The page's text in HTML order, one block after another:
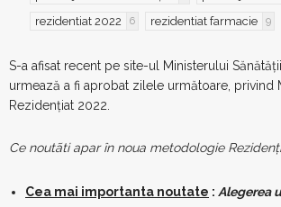
rezidentiat 2022 6 rezidentiat farmacie 9
S-a afisat recent pe site-ul Ministerului
urmează a fi aprobat zilele următoare, privind
Rezidențiat 2022.
Ce noutãti apar în noua metodologie
Cea mai importanta noutate : Alegerea